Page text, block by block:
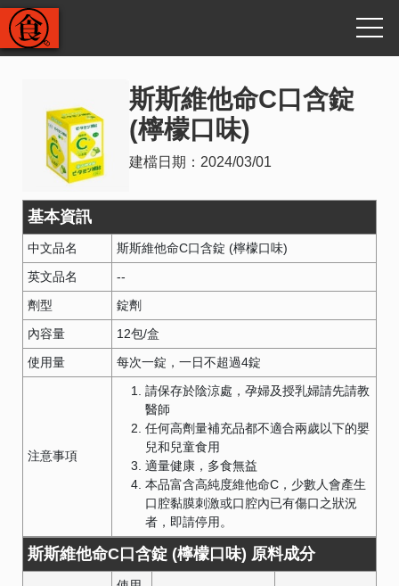
斯斯維他命C口含錠
(檸檬口味)
建檔日期： 2024/03/01
基本資訊
中文品名
斯斯維他命C口含錠 (檸檬口味)
英文品名
--
劑型
錠劑
內容量
12包/盒
使用量
每次一錠，一日不超過4錠
注意事項
請保存於陰涼處，孕婦及授乳婦請先請教
醫師
任何高劑量補充品都不適合兩歲以下的嬰
兒和兒童食用
適量健康，多食無益
本品富含高純度維他命C，少數人會產生
口腔黏膜刺激或口腔內已有傷口之狀況
者，即請停用。
斯斯維他命C口含錠 (檸檬口味) 原料成分